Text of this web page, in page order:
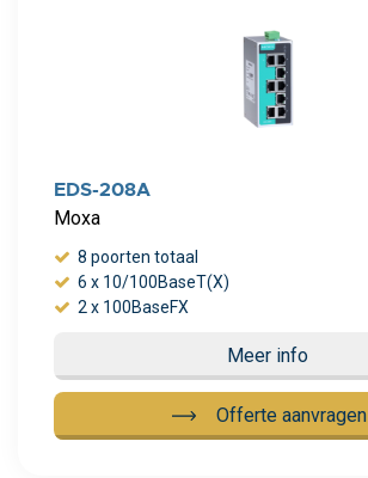
EDS-208A
Moxa
8 poorten totaal
6 x 10/100BaseT(X)
2 x 100BaseFX
Meer info
Offerte aanvragen